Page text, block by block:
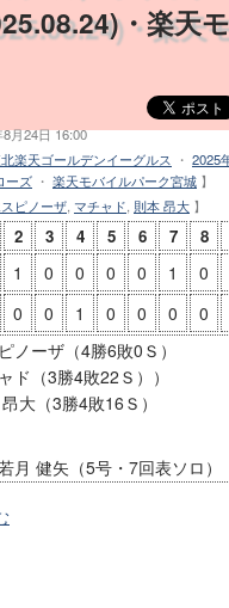
・楽天
月24日 16:00
楽天ゴールデンイーグルス ・ 2025
ーズ ・ 楽天モバイルパーク宮城 】
ピノーザ マチャド 則本 昂大 】
2 3 4 5 6 7 8
1 0 0 0 0 1 0
0 0 1 0 0 0 0
ノーザ（4勝6敗0Ｓ）
ド（3勝4敗22Ｓ））
大（3勝4敗16Ｓ）
月 健矢（5号・7回表ソロ）